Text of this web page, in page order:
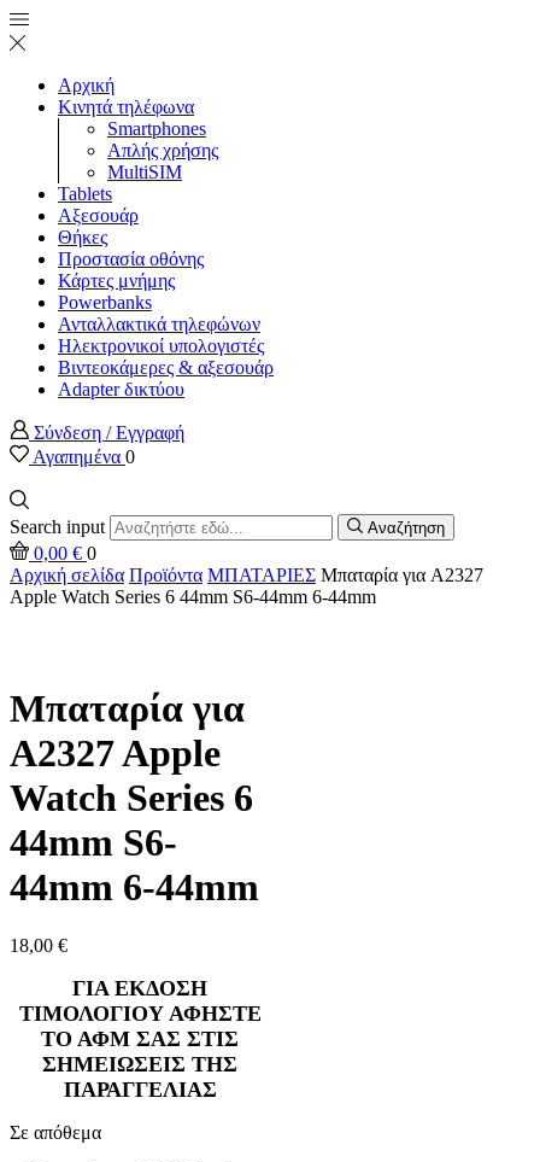
Αρχική
Κινητά τηλέφωνα
Smartphones
Απλής χρήσης
MultiSIM
Tablets
Αξεσουάρ
Θήκες
Προστασία οθόνης
Κάρτες μνήμης
Powerbanks
Ανταλλακτικά τηλεφώνων
Ηλεκτρονικοί υπολογιστές
Βιντεοκάμερες & αξεσουάρ
Adapter δικτύου
Σύνδεση / Εγγραφή
Αγαπημένα 0
Search input Αναζήτηση
0,00 € 0
Αρχική σελίδα Προϊόντα ΜΠΑΤΑΡΙΕΣ Μπαταρία για A2327
Apple Watch Series 6 44mm S6-44mm 6-44mm
Μπαταρία για
A2327 Apple
Watch Series 6
44mm S6-
44mm 6-44mm
18,00 €
ΓΙΑ ΕΚΔΟΣΗ
ΤΙΜΟΛΟΓΙΟΥ ΑΦΗΣΤΕ
ΤΟ ΑΦΜ ΣΑΣ ΣΤΙΣ
ΣΗΜΕΙΩΣΕΙΣ ΤΗΣ
ΠΑΡΑΓΓΕΛΙΑΣ
Σε απόθεμα